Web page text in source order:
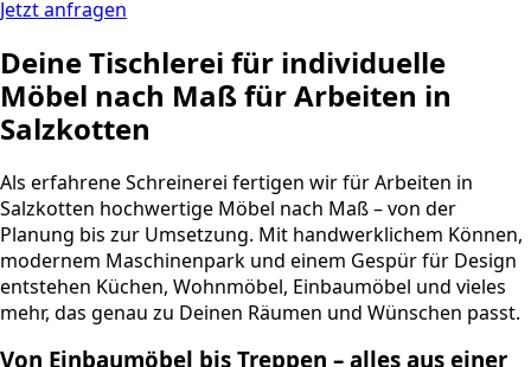
Jetzt anfragen
Deine Tischlerei für individuelle
Möbel nach Maß für Arbeiten in
Salzkotten
Als erfahrene Schreinerei fertigen wir für Arbeiten in
Salzkotten hochwertige Möbel nach Maß – von der
Planung bis zur Umsetzung. Mit handwerklichem Können,
modernem Maschinenpark und einem Gespür für Design
entstehen Küchen, Wohnmöbel, Einbaumöbel und vieles
mehr, das genau zu Deinen Räumen und Wünschen passt.
Von Einbaumöbel bis Treppen – alles aus einer